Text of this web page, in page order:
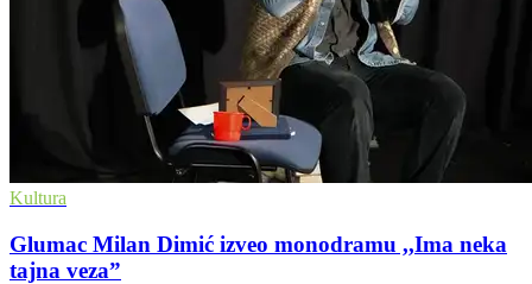
Kultura
Glumac Milan Dimić izveo monodramu ,,Ima neka
tajna veza”